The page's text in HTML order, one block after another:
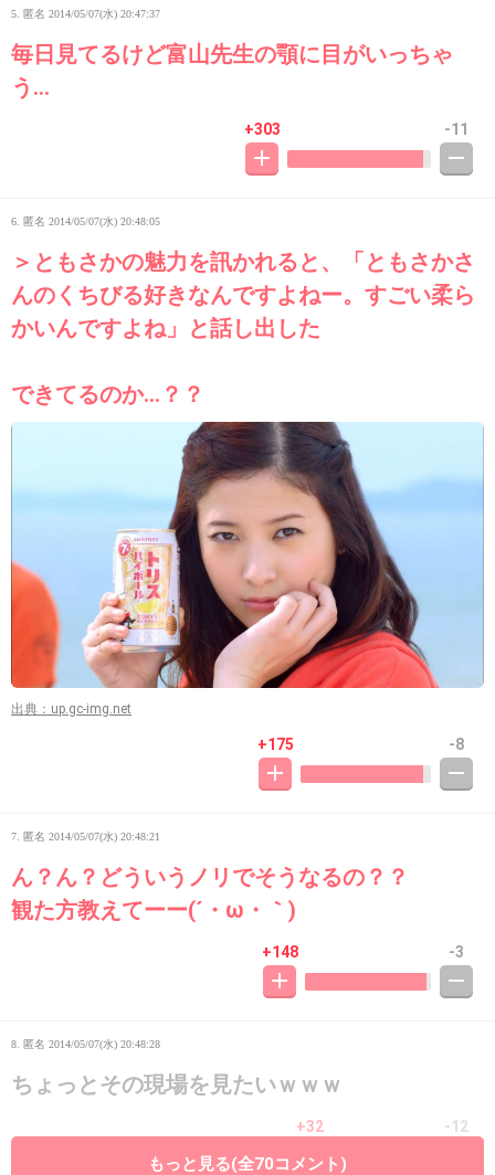
5. 匿名 2014/05/07(水) 20:47:37
毎日見てるけど富山先生の顎に目がいっちゃ
う…
+303 -11
6. 匿名 2014/05/07(水) 20:48:05
＞ともさかの魅力を訊かれると、「ともさかさ
んのくちびる好きなんですよねー。すごい柔ら
かいんですよね」と話し出した
できてるのか…？？
出典：up.gc-img.net
+175 -8
7. 匿名 2014/05/07(水) 20:48:21
ん？ん？どういうノリでそうなるの？？
観た方教えてーー(´・ω・｀)
+148 -3
8. 匿名 2014/05/07(水) 20:48:28
ちょっとその現場を見たいｗｗｗ
+32 -12
もっと見る(全70コメント)